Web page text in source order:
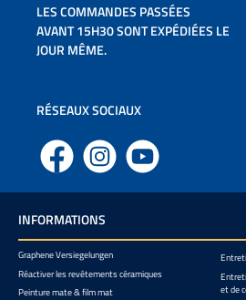
LES COMMANDES PASSÉES
AVANT 15H30 SONT EXPÉDIÉES LE
JOUR MÊME.
RÉSEAUX SOCIAUX
Facebook Instagram YouTube
INFORMATIONS
Graphene Versiegelungen
Réactiver les revêtements céramiques
Peinture mate & film mat
et de